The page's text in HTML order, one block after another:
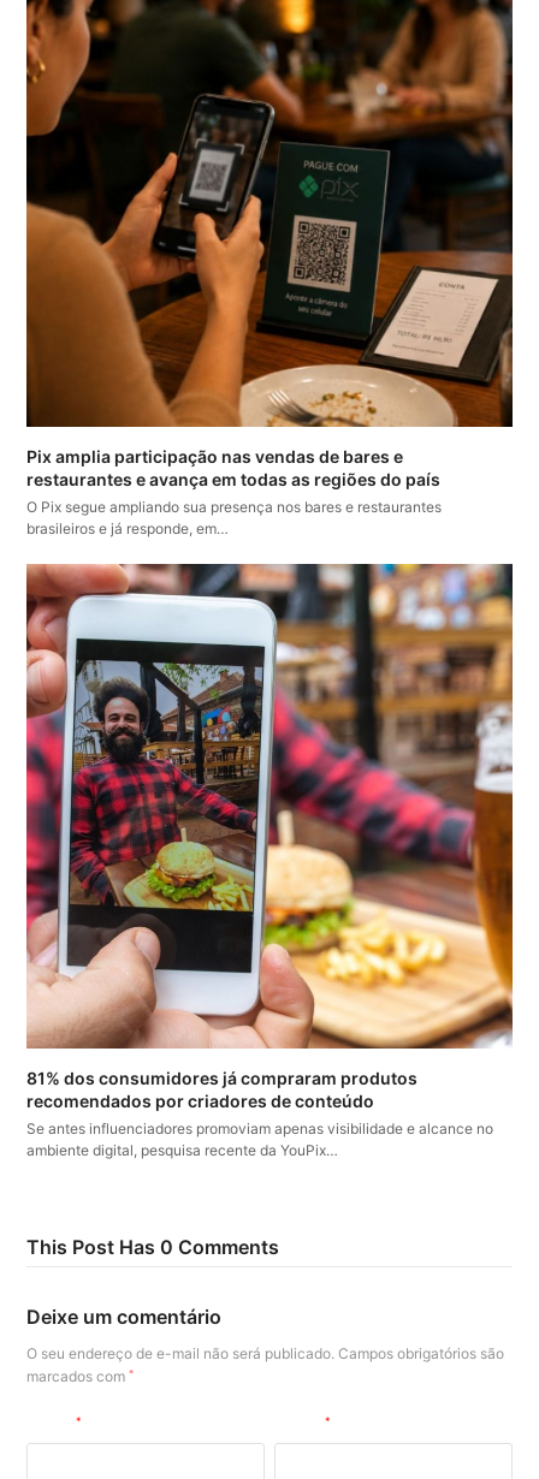
Pix amplia participação nas vendas de bares e
restaurantes e avança em todas as regiões do país
O Pix segue ampliando sua presença nos bares e restaurantes
brasileiros e já responde, em…
81% dos consumidores já compraram produtos
recomendados por criadores de conteúdo
Se antes influenciadores promoviam apenas visibilidade e alcance no
ambiente digital, pesquisa recente da YouPix…
This Post Has 0 Comments
Deixe um comentário
O seu endereço de e-mail não será publicado. Campos obrigatórios são
marcados com*
Nome* E-mail*